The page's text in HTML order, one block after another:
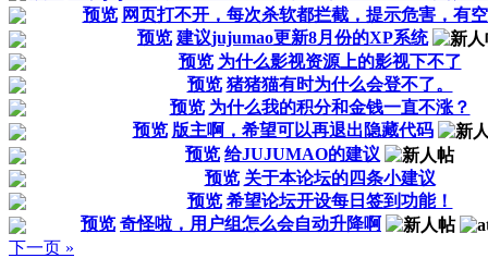
预览 网页打不开，每次杀软都拦截，提示危害，有
预览 建议jujumao更新8月份的XP系统
预览 为什么影视资源上的影视下不了
预览 猪猪猫有时为什么会登不了。
预览 为什么我的积分和金钱一直不涨？
预览 版主啊，希望可以再退出隐藏代码
预览 给JUJUMAO的建议
预览 关于本论坛的四条小建议
预览 希望论坛开设每日签到功能！
预览 奇怪啦，用户组怎么会自动升降啊
下一页 »